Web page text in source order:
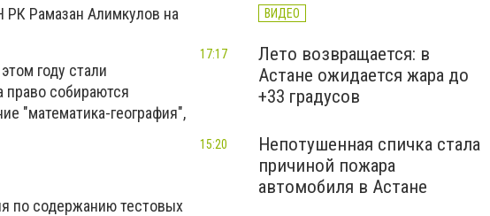
РК Рамазан Алимкулов на
году стали
право собираются
"математика-география",
по содержанию тестовых
ВИДЕО
Лето возвращается: в
Астане ожидается жара до
+33 градусов
17:17
Непотушенная спичка стала
причиной пожара
автомобиля в Астане
15:20